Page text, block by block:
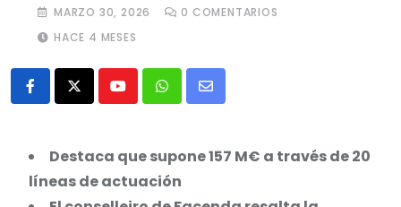
MARZO 30, 2026 0 COMENTARIOS
HACE 4 MESES
YoutubeWhatsapp
Share
Email
Destaca que supone 157 M€ a través de 20
líneas de actuación